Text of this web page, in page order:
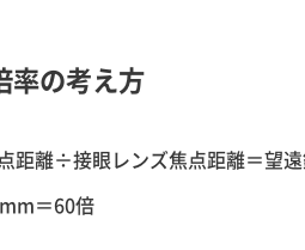
率の考え方
距離÷接眼レンズ焦点距離＝望
＝60倍